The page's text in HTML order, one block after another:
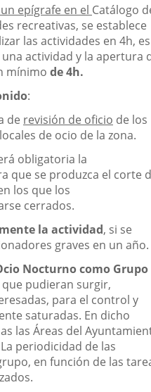
epígrafe en el Catálogo
recreativas, se establece
las actividades en 4h, es
actividad y la apertura
mínimo de 4h.
:
de revisión de oficio de los
de ocio de la zona.
obligatoria la
que se produzca el corte
los que los
cerrados.
la actividad, si se
graves en un año.
Nocturno como Grupo
que pudieran surgir,
para el control y
saturadas. En dicho
las Áreas del
periodicidad de las
en función de las